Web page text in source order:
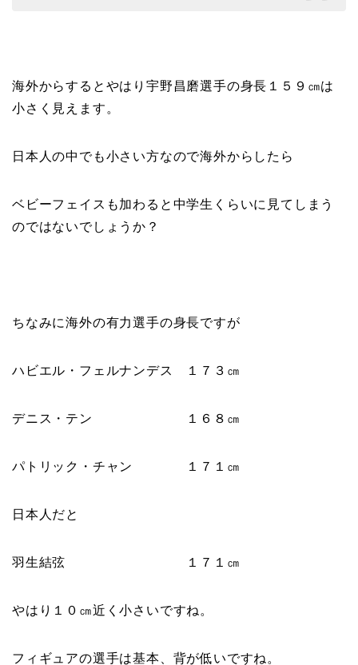
海外からするとやはり宇野昌磨選手の身長１５９㎝は
小さく見えます。
日本人の中でも小さい方なので海外からしたら
ベビーフェイスも加わると中学生くらいに見てしまう
のではないでしょうか？
ちなみに海外の有力選手の身長ですが
ハビエル・フェルナンデス １７３㎝
デニス・テン １６８㎝
パトリック・チャン １７１㎝
日本人だと
羽生結弦 １７１㎝
やはり１０㎝近く小さいですね。
フィギュアの選手は基本、背が低いですね。